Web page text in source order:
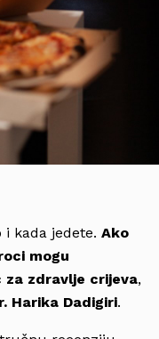
i kada jedete. Ako
mogu
zdravlje crijeva,
Harika Dadigiri.